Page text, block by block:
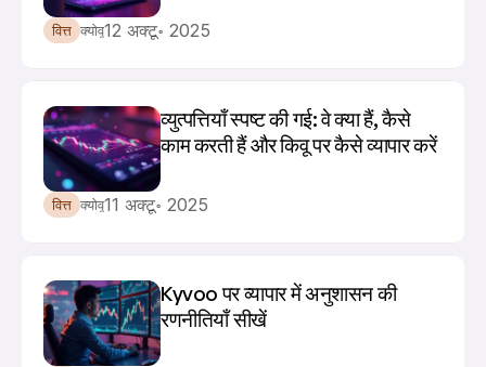
क्योवू12 अक्टू॰ 2025
वित्त
व्युत्पत्तियाँ स्पष्ट की गई: वे क्या हैं, कैसे
काम करती हैं और किवू पर कैसे व्यापार करें
क्योवू11 अक्टू॰ 2025
वित्त
Kyvoo पर व्यापार में अनुशासन की
रणनीतियाँ सीखें